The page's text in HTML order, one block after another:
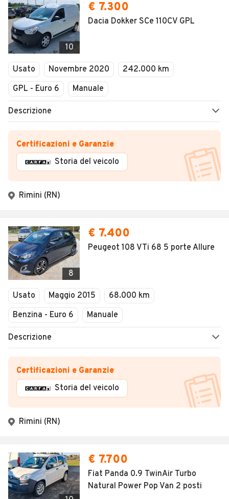
10
€ 7.300
Dacia Dokker SCe 110CV GPL
Usato Novembre 2020
242.000 km
GPL - Euro 6
Manuale
Descrizione
Certificazioni e Garanzie
Storia del veicolo
Rimini (RN)
8
€ 7.400
Peugeot 108 VTi 68 5 porte Allure
Usato Maggio 2015
68.000 km
Benzina - Euro 6
Manuale
Descrizione
Certificazioni e Garanzie
Storia del veicolo
Rimini (RN)
€ 7.700
Fiat Panda 0.9 TwinAir Turbo
Natural Power Pop Van 2 posti